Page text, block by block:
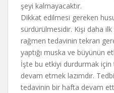
şeyi kalmayacaktır.
Dikkat edilmesi gereken
sürdürülmesidir. Kişi daha
rağmen tedavinin tekrarı
yaptığı muska ve büyünün
İşte bu etkiyi durdurmak
devam etmek lazımdır.
tedavinin bir hafta devam